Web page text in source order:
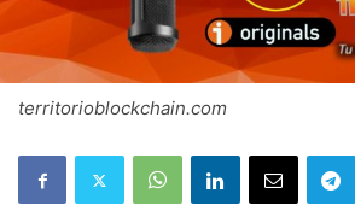
territorioblockchain.com